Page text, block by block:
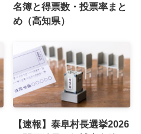
名簿と得票数・投票率まと
め（高知県）
【速報】泰阜村長選挙2026